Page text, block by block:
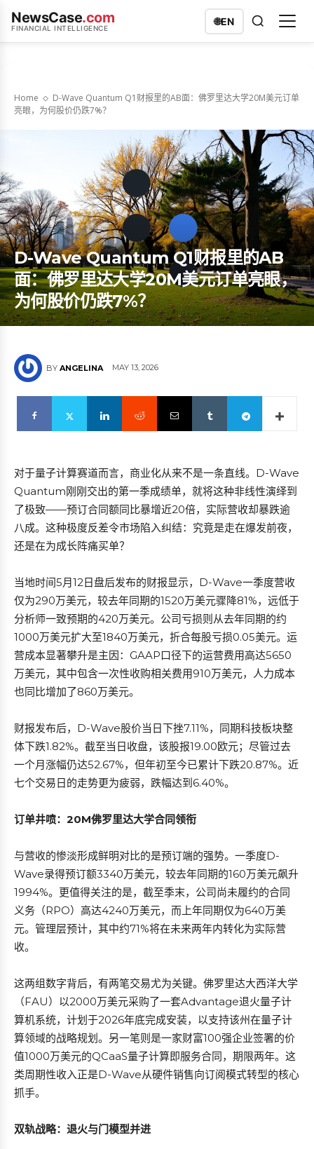
NewsCase.com
FINANCIAL INTELLIGENCE
🌐EN
Home
D-Wave Quantum Q1财报里的AB面：佛罗里达大学20M美元订单
亮眼，为何股价仍跌7%？
D-Wave Quantum Q1财报里的AB
面：佛罗里达大学20M美元订单亮眼，
为何股价仍跌7%？
BY ANGELINA MAY 13, 2026
对于量子计算赛道而言，商业化从来不是一条直线。D-Wave
Quantum刚刚交出的第一季成绩单，就将这种非线性演绎到
了极致——预订合同额同比暴增近20倍，实际营收却暴跌逾
八成。这种极度反差令市场陷入纠结：究竟是走在爆发前夜，
还是在为成长阵痛买单？
当地时间5月12日盘后发布的财报显示，D-Wave一季度营收
仅为290万美元，较去年同期的1520万美元骤降81%，远低于
分析师一致预期的420万美元。公司亏损则从去年同期的约
1000万美元扩大至1840万美元，折合每股亏损0.05美元。运
营成本显著攀升是主因：GAAP口径下的运营费用高达5650
万美元，其中包含一次性收购相关费用910万美元，人力成本
也同比增加了860万美元。
财报发布后，D-Wave股价当日下挫7.11%，同期科技板块整
体下跌1.82%。截至当日收盘，该股报19.00欧元；尽管过去
一个月涨幅仍达52.67%，但年初至今已累计下跌20.87%。近
七个交易日的走势更为疲弱，跌幅达到6.40%。
订单井喷：20M佛罗里达大学合同领衔
与营收的惨淡形成鲜明对比的是预订端的强势。一季度D-
Wave录得预订额3340万美元，较去年同期的160万美元飙升
1994%。更值得关注的是，截至季末，公司尚未履约的合同
义务（RPO）高达4240万美元，而上年同期仅为640万美
元。管理层预计，其中约71%将在未来两年内转化为实际营
收。
这两组数字背后，有两笔交易尤为关键。佛罗里达大西洋大学
（FAU）以2000万美元采购了一套Advantage退火量子计
算机系统，计划于2026年底完成安装，以支持该州在量子计
算领域的战略规划。另一笔则是一家财富100强企业签署的价
值1000万美元的QCaaS量子计算即服务合同，期限两年。这
类周期性收入正是D-Wave从硬件销售向订阅模式转型的核心
抓手。
双轨战略：退火与门模型并进